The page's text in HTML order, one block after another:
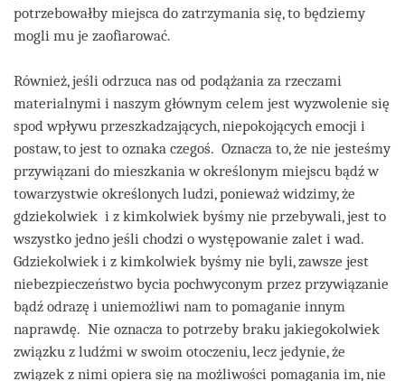
potrzebowałby miejsca do zatrzymania się, to będziemy
mogli mu je zaofiarować.
Również, jeśli odrzuca nas od podążania za rzeczami
materialnymi i naszym głównym celem jest wyzwolenie się
spod wpływu przeszkadzających, niepokojących emocji i
postaw, to jest to oznaka czegoś. Oznacza to, że nie jesteśmy
przywiązani do mieszkania w określonym miejscu bądź w
towarzystwie określonych ludzi, ponieważ widzimy, że
gdziekolwiek i z kimkolwiek byśmy nie przebywali, jest to
wszystko jedno jeśli chodzi o występowanie zalet i wad.
Gdziekolwiek i z kimkolwiek byśmy nie byli, zawsze jest
niebezpieczeństwo bycia pochwyconym przez przywiązanie
bądź odrazę i uniemożliwi nam to pomaganie innym
naprawdę. Nie oznacza to potrzeby braku jakiegokolwiek
związku z ludźmi w swoim otoczeniu, lecz jedynie, że
związek z nimi opiera się na możliwości pomagania im, nie